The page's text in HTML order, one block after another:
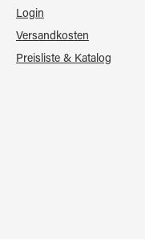
Login
Versandkosten
Preisliste & Katalog